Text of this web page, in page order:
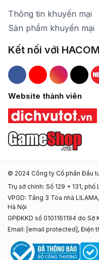
Thông tin khuyến mại
Sản phẩm khuyến mại
Kết nối với HACOM
Hacom Facebook
HacomHacom
Website thành viên
© 2024 Công ty Cổ phần Đầu
Trụ sở chính: Số 129 + 131,
VPGD: Tầng 3 Tòa nhà
Hà Nội
GPĐKKD số 0101161194 do
Email: [email protected] , Điện